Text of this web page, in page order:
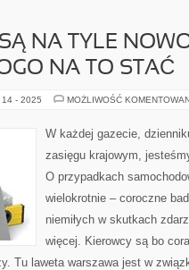
NA TYLE
NA TO STAĆ
14 - 2025 MOŻLIWOŚĆ
W każdej gazecie,
zasięgu krajowym,
O przypadkach
wielokrotnie – coroczne
niemiłych w skutkach
więcej. Kierowcy są bo
Tu laweta warszawa jest w